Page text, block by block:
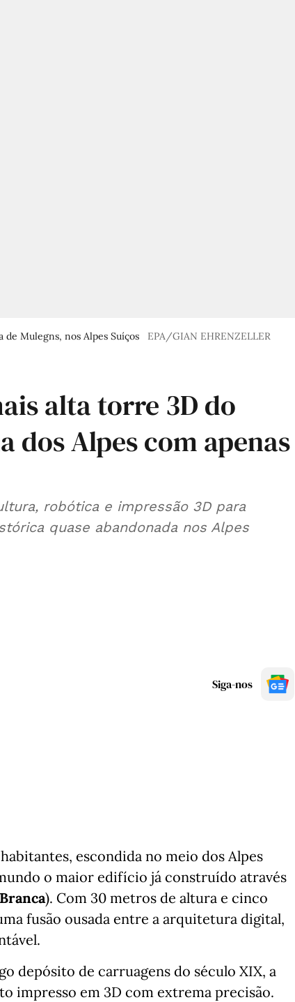
Mulegns, nos Alpes Suíços EPA/GIAN EHRENZELLER
alta torre 3D do
dos Alpes com apenas
robótica e impressão 3D para
quase abandonada nos Alpes
Siga-nos
escondida no meio dos Alpes
o maior edifício já construído através
). Com 30 metros de altura e cinco
fusão ousada entre a arquitetura digital,
depósito de carruagens do século XIX, a
impresso em 3D com extrema precisão.